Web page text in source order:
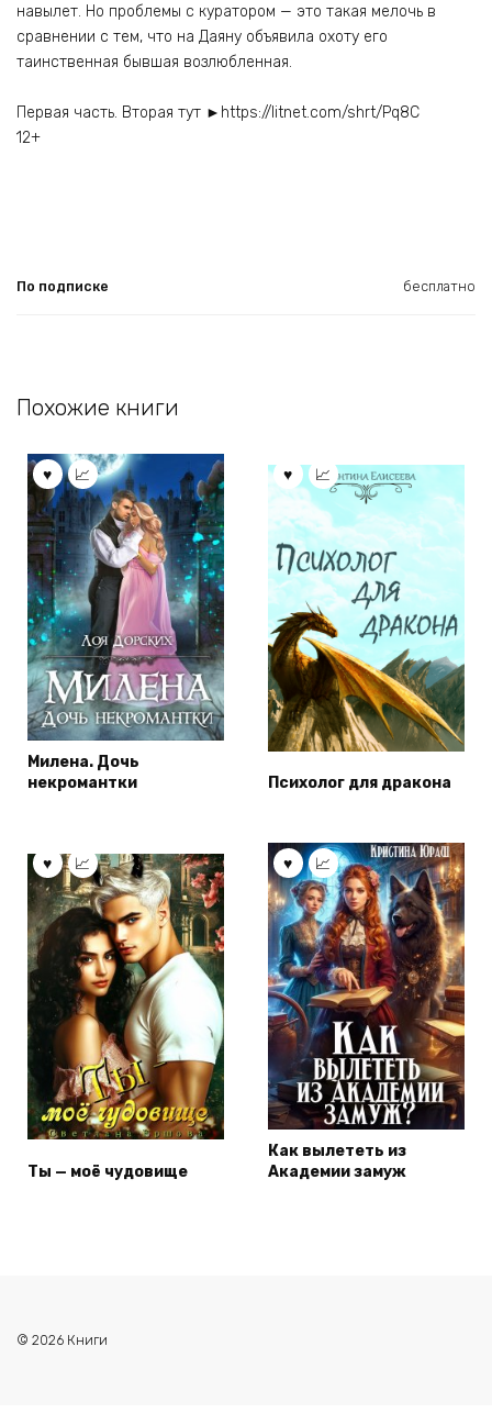
навылет. Но проблемы с куратором — это такая мелочь в
сравнении с тем, что на Даяну объявила охоту его
таинственная бывшая возлюбленная.
Первая часть. Вторая тут ►https://litnet.com/shrt/Pq8C
12+
По подписке бесплатно
Похожие книги
Милена. Дочь
некромантки
Психолог для дракона
Ты — моё чудовище
Как вылететь из
Академии замуж
© 2026 Книги